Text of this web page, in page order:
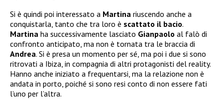
Si è quindi poi interessato a Martina riuscendo anche a
conquistarla, tanto che tra loro è scattato il bacio.
Martina ha successivamente lasciato Gianpaolo al falò di
confronto anticipato, ma non è tornata tra le braccia di
Andrea. Si è presa un momento per sé, ma poi i due si sono
ritrovati a Ibiza, in compagnia di altri protagonisti del reality.
Hanno anche iniziato a frequentarsi, ma la relazione non è
andata in porto, poiché si sono resi conto di non essere fati
l’uno per l’altra.